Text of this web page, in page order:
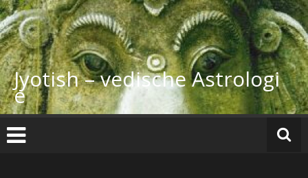
Zum
Inhalt
springen
Jyotish – vedische Astrologi
e